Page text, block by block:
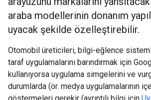
araba modellerinin donanım
uyacak şekilde özelleştirebilir.
Otomobil üreticileri, bilgi-eğlence
taraf uygulamalarını barındırmak için
kullanıyorsa uygulama simgelerini ve
durumlarda (ör. medya uygulamalarının